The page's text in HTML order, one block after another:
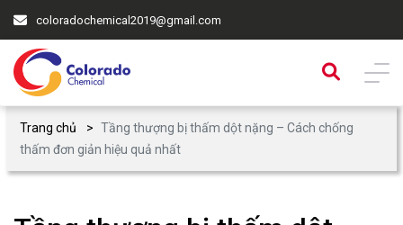
coloradochemical2019@gmail.com
Trang chủ
Tầng thượng bị thấm dột nặng – Cách chống
thấm đơn giản hiệu quả nhất